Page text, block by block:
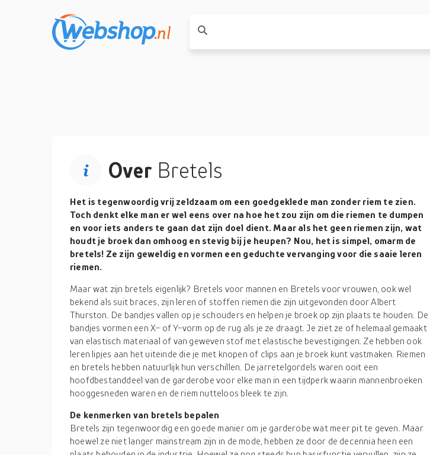
Over Bretels
Het is tegenwoordig vrij zeldzaam om een goedgeklede man zonder riem te zien.
Toch denkt elke man er wel eens over na hoe het zou zijn om die riemen te dumpen
en voor iets anders te gaan dat zijn doel dient. Maar als het geen riemen zijn, wat
houdt je broek dan omhoog en stevig bij je heupen? Nou, het is simpel, omarm de
bretels! Ze zijn geweldig en vormen een geduchte vervanging voor die saaie leren
riemen.
Maar wat zijn bretels eigenlijk? Bretels voor mannen en Bretels voor vrouwen, ook wel
bekend als suit braces, zijn leren of stoffen riemen die zijn uitgevonden door Albert
Thurston. De bandjes vallen op je schouders en helpen je broek op zijn plaats te houden. De
bandjes vormen een X- of Y-vorm op de rug als je ze draagt. Je ziet ze of helemaal gemaakt
van elastisch materiaal of van geweven stof met elastische bevestigingen. Ze hebben ook
leren lipjes aan het uiteinde die je met knopen of clips aan je broek kunt vastmaken. Riemen
en bretels hebben natuurlijk hun verschillen. De jarretelgordels waren ooit een
hoofdbestanddeel van de garderobe voor elke man in een tijdperk waarin mannenbroeken
hooggesneden waren en de riem nutteloos bleek te zijn.
De kenmerken van bretels bepalen
Bretels zijn tegenwoordig een goede manier om je garderobe wat meer pit te geven. Maar
hoewel ze niet langer mainstream zijn in de mode, hebben ze door de decennia heen een